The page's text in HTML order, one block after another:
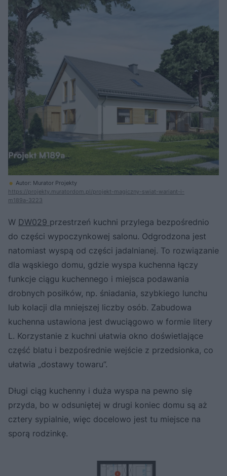
Autor: Murator Projekty
https://projekty.muratordom.pl/projekt-magiczny-swiat-wariant-i-
m189a-3223
W DW029 przestrzeń kuchni przylega bezpośrednio
do części wypoczynkowej salonu. Odgrodzona jest
natomiast wyspą od części jadalnianej. To rozwiązanie
dla wąskiego domu, gdzie wyspa kuchenna łączy
funkcje ciągu kuchennego i miejsca podawania
drobnych posiłków, np. śniadania, szybkiego lunchu
lub kolacji dla mniejszej liczby osób. Zabudowa
kuchenna ustawiona jest dwuciągowo w formie litery
L. Korzystanie z kuchni ułatwia okno doświetlające
część blatu i bezpośrednie wejście z przedsionka, co
ułatwia „dostawy towaru”.
Długi ciąg kuchenny i duża wyspa na pewno się
przyda, bo w odsuniętej w drugi koniec domu są aż
cztery sypialnie, więc docelowo jest tu miejsce na
sporą rodzinkę.